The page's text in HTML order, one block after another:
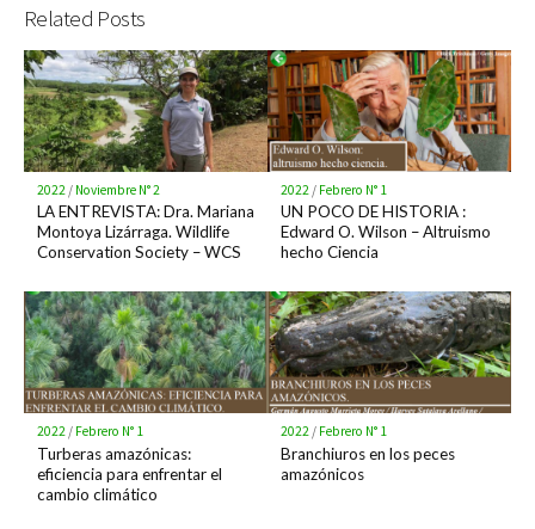
Related Posts
2022 / Noviembre N° 2
LA ENTREVISTA: Dra. Mariana
Montoya Lizárraga. Wildlife
Conservation Society – WCS
2022 / Febrero N° 1
UN POCO DE HISTORIA :
Edward O. Wilson – Altruismo
hecho Ciencia
2022/ Febrero N° 1
Turberas amazónicas:
eficiencia para enfrentar el
cambio climático
2022/ Febrero N° 1
Branchiuros en los peces
amazónicos